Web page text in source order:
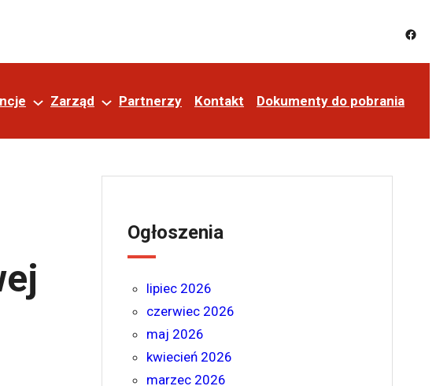
Zarząd Partnerzy Kontakt Dokumenty do pobrania
Ogłoszenia
lipiec 2026
czerwiec 2026
maj 2026
kwiecień 2026
marzec 2026